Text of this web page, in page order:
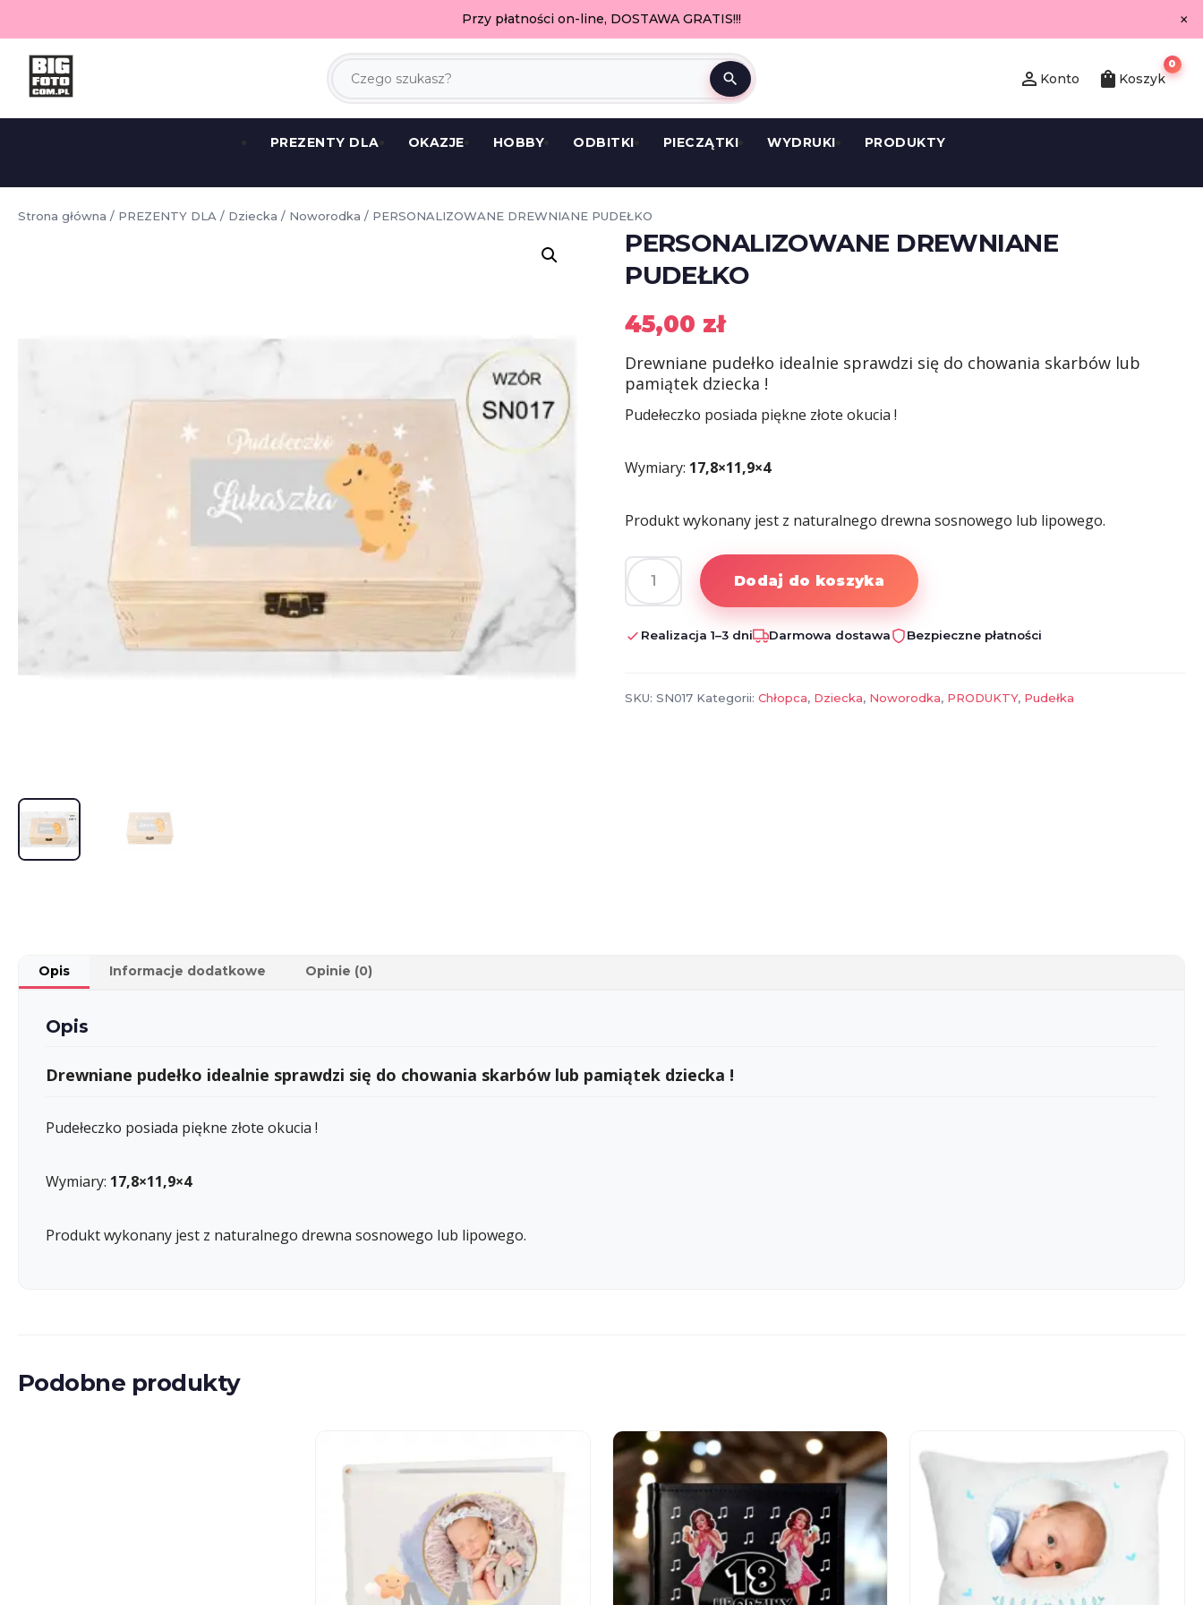
Przy płatności on-line, DOSTAWA GRATIS!!! ×
search person_outline Konto shopping_bag Koszyk
0
PREZENTY DLA OKAZJE HOBBY ODBITKI PIECZĄTKI WYDRUKI PRODUKTY
Strona główna / PREZENTY DLA / Dziecka / Noworodka / PERSONALIZOWANE DREWNIANE PUDEŁKO
PERSONALIZOWANE DREWNIANE
PUDEŁKO
45,00 zł
Drewniane pudełko idealnie sprawdzi się do chowania skarbów lub
pamiątek dziecka !
Pudełeczko posiada piękne złote okucia !
Wymiary: 17,8×11,9×4
Produkt wykonany jest z naturalnego drewna sosnowego lub lipowego.
ilość
PERSONALIZOWANE
DREWNIANE
Dodaj do koszyka
Realizacja 1–3 dni Darmowa dostawa Bezpieczne płatności
SKU:SN017 Kategorii:Chłopca, Dziecka, Noworodka, PRODUKTY, Pudełka
Opis Informacje dodatkowe Opinie (0)
Opis
Drewniane pudełko idealnie sprawdzi się do chowania skarbów lub pamiątek dziecka !
Pudełeczko posiada piękne złote okucia !
Wymiary: 17,8×11,9×4
Produkt wykonany jest z naturalnego drewna sosnowego lub lipowego.
Podobne produkty